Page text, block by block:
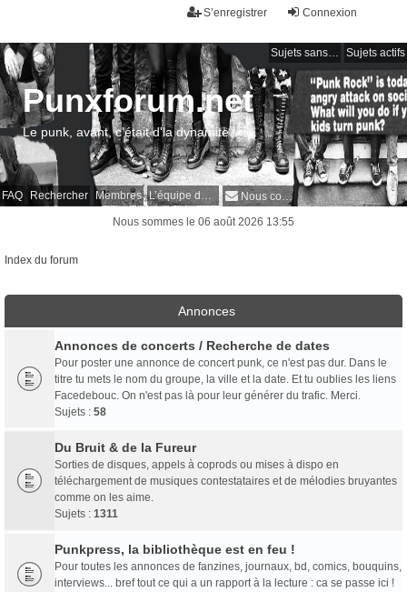
Connexion
S’enregistrer
Sujets sans réponse Sujets actifs
FAQ Rechercher Membres L’équipe du forum Nous contacter
Punxforum.net
Le punk, avant, c'était d'la dynamite !
Nous sommes le 06 août 2026 13:55
Index du forum
Annonces
Annonces de concerts / Recherche de dates
Pour poster une annonce de concert punk, ce n'est pas dur. Dans le
titre tu mets le nom du groupe, la ville et la date. Et tu oublies les liens
Facedebouc. On n'est pas là pour leur générer du trafic. Merci.
Sujets : 58
Du Bruit & de la Fureur
Sorties de disques, appels à coprods ou mises à dispo en
téléchargement de musiques contestataires et de mélodies bruyantes
comme on les aime.
Sujets : 1311
Punkpress, la bibliothèque est en feu !
Pour toutes les annonces de fanzines, journaux, bd, comics, bouquins,
interviews... bref tout ce qui a un rapport à la lecture : ca se passe ici !